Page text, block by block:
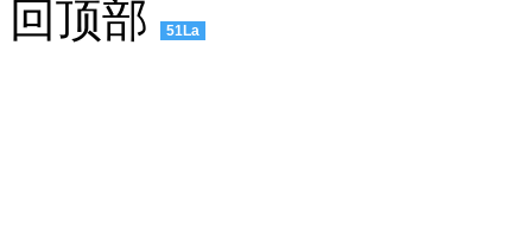
回顶部
51La